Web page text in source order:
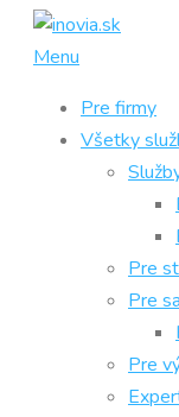
Prejsť
Menu
Pre firmy
Všetky
Pre
Pre
Pre